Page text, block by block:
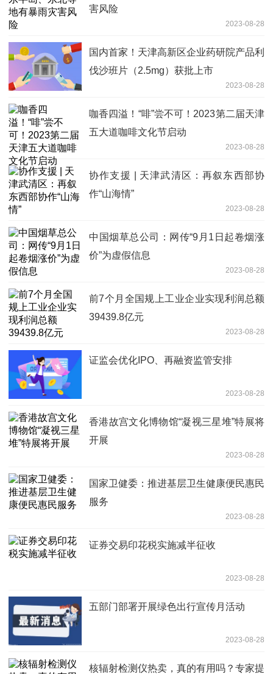
害风险
2023-08-28
国内首家！天津高新区企业药研院产品利
伐沙班片（2.5mg）获批上市
2023-08-28
咖香四溢！“啡”尝不可！2023第二届天津
五大道咖啡文化节启动
2023-08-28
协作支援 | 天津武清区：再叙东西部协
作“山海情”
2023-08-28
中国烟草总公司：网传“9月1日起卷烟涨
价”为虚假信息
2023-08-28
前7个月全国规上工业企业实现利润总额
39439.8亿元
2023-08-28
证监会优化IPO、再融资监管安排
2023-08-28
香港故宫文化博物馆“凝视三星堆”特展将
开展
2023-08-28
国家卫健委：推进基层卫生健康便民惠民
服务
2023-08-28
证券交易印花税实施减半征收
2023-08-28
五部门部署开展绿色出行宣传月活动
2023-08-28
核辐射检测仪热卖，真的有用吗？专家提